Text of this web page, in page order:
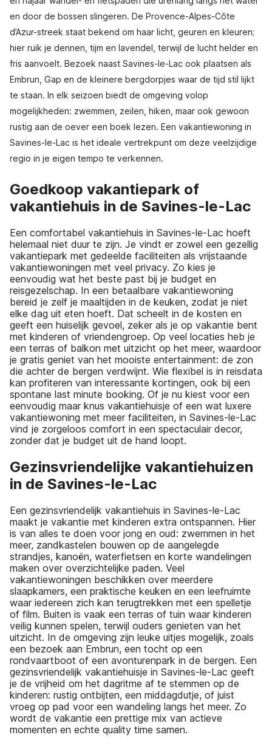
en door de bossen slingeren. De Provence-Alpes-Côte
d’Azur-streek staat bekend om haar licht, geuren en kleuren;
hier ruik je dennen, tijm en lavendel, terwijl de lucht helder en
fris aanvoelt. Bezoek naast Savines-le-Lac ook plaatsen als
Embrun, Gap en de kleinere bergdorpjes waar de tijd stil lijkt
te staan. In elk seizoen biedt de omgeving volop
mogelijkheden: zwemmen, zeilen, hiken, maar ook gewoon
rustig aan de oever een boek lezen. Een vakantiewoning in
Savines-le-Lac is het ideale vertrekpunt om deze veelzijdige
regio in je eigen tempo te verkennen.
Goedkoop vakantiepark of
vakantiehuis in de Savines-le-Lac
Een comfortabel vakantiehuis in Savines-le-Lac hoeft
helemaal niet duur te zijn. Je vindt er zowel een gezellig
vakantiepark met gedeelde faciliteiten als vrijstaande
vakantiewoningen met veel privacy. Zo kies je
eenvoudig wat het beste past bij je budget en
reisgezelschap. In een betaalbare vakantiewoning
bereid je zelf je maaltijden in de keuken, zodat je niet
elke dag uit eten hoeft. Dat scheelt in de kosten en
geeft een huiselijk gevoel, zeker als je op vakantie bent
met kinderen of vriendengroep. Op veel locaties heb je
een terras of balkon met uitzicht op het meer, waardoor
je gratis geniet van het mooiste entertainment: de zon
die achter de bergen verdwijnt. Wie flexibel is in reisdata
kan profiteren van interessante kortingen, ook bij een
spontane last minute booking. Of je nu kiest voor een
eenvoudig maar knus vakantiehuisje of een wat luxere
vakantiewoning met meer faciliteiten, in Savines-le-Lac
vind je zorgeloos comfort in een spectaculair decor,
zonder dat je budget uit de hand loopt.
Gezinsvriendelijke vakantiehuizen
in de Savines-le-Lac
Een gezinsvriendelijk vakantiehuis in Savines-le-Lac
maakt je vakantie met kinderen extra ontspannen. Hier
is van alles te doen voor jong en oud: zwemmen in het
meer, zandkastelen bouwen op de aangelegde
strandjes, kanoën, waterfietsen en korte wandelingen
maken over overzichtelijke paden. Veel
vakantiewoningen beschikken over meerdere
slaapkamers, een praktische keuken en een leefruimte
waar iedereen zich kan terugtrekken met een spelletje
of film. Buiten is vaak een terras of tuin waar kinderen
veilig kunnen spelen, terwijl ouders genieten van het
uitzicht. In de omgeving zijn leuke uitjes mogelijk, zoals
een bezoek aan Embrun, een tocht op een
rondvaartboot of een avonturenpark in de bergen. Een
gezinsvriendelijk vakantiehuisje in Savines-le-Lac geeft
je de vrijheid om het dagritme af te stemmen op de
kinderen: rustig ontbijten, een middagdutje, of juist
vroeg op pad voor een wandeling langs het meer. Zo
wordt de vakantie een prettige mix van actieve
momenten en echte quality time samen.